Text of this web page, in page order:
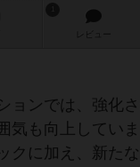
レビュー
ョンでは、強化
気も向上していま
クに加え、新た